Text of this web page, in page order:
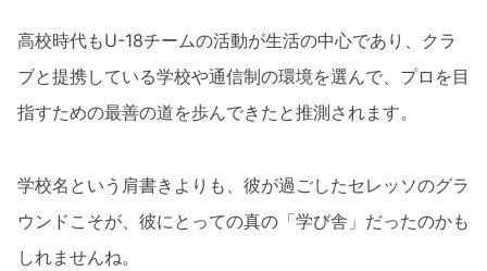
高校時代もU-18チームの活動が生活の中心であり、クラ
ブと提携している学校や通信制の環境を選んで、プロを目
指すための最善の道を歩んできたと推測されます。
学校名という肩書きよりも、彼が過ごしたセレッソのグラ
ウンドこそが、彼にとっての真の「学び舎」だったのかも
しれませんね。